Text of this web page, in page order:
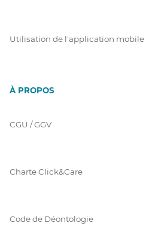
Utilisation de l'application mobile
À PROPOS
CGU / GGV
Charte Click&Care
Code de Déontologie